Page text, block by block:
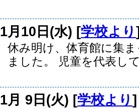
1月10日(水) [学校より
休み明け、体育館に集
ました。 児童を代表し
1月 9日(火) [学校より